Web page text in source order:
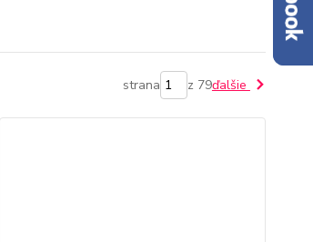
strana z 79ďalšie